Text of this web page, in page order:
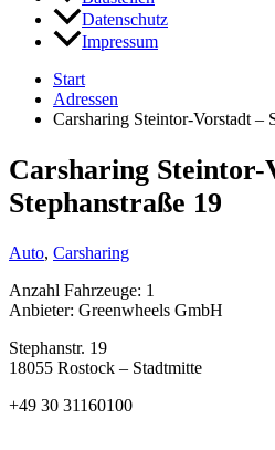
Datenschutz
Impressum
Start
Adressen
Carsharing Steintor-Vorstadt –
Carsharing Steintor-
Stephanstraße 19
Auto, Carsharing
Anzahl Fahrzeuge: 1
Anbieter: Greenwheels GmbH
Stephanstr. 19
18055 Rostock – Stadtmitte
+49 30 31160100